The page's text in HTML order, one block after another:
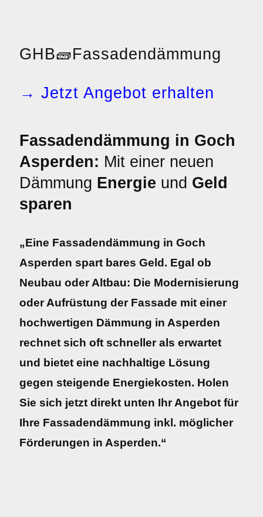
GHB🧱Fassadendämmung
→ Jetzt Angebot erhalten
Fassadendämmung in Goch
Asperden: Mit einer neuen
Dämmung Energie und Geld
sparen
„Eine Fassadendämmung in Goch
Asperden spart bares Geld. Egal ob
Neubau oder Altbau: Die Modernisierung
oder Aufrüstung der Fassade mit einer
hochwertigen Dämmung in Asperden
rechnet sich oft schneller als erwartet
und bietet eine nachhaltige Lösung
gegen steigende Energiekosten. Holen
Sie sich jetzt direkt unten Ihr Angebot für
Ihre Fassadendämmung inkl. möglicher
Förderungen in Asperden.“